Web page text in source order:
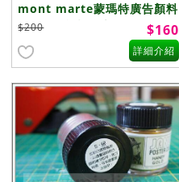
mont marte蒙瑪特廣告顏料
500ml 特殊色系
$200 $160
詳細介紹